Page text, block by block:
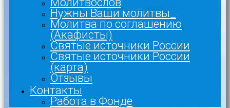
Нужны Ваши молитвы_
Молитва по соглашению
(Акафисты)
Святые источники России
Святые источники России
(карта)
Отзывы
Контакты
Работа в Фонде